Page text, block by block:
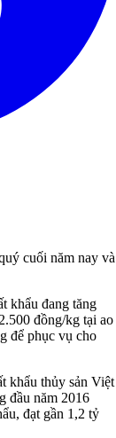
cuối năm nay và
khẩu đang tăng
đồng/kg tại ao
để phục vụ cho
khẩu thủy sản Việt
đầu năm 2016
đạt gần 1,2 tỷ